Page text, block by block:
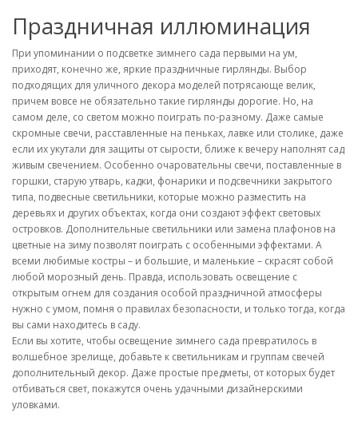
Праздничная иллюминация
При упоминании о подсветке зимнего сада первыми на ум,
приходят, конечно же, яркие праздничные гирлянды. Выбор
подходящих для уличного декора моделей потрясающе велик,
причем вовсе не обязательно такие гирлянды дорогие. Но, на
самом деле, со светом можно поиграть по-разному. Даже самые
скромные свечи, расставленные на пеньках, лавке или столике, даже
если их укутали для защиты от сырости, ближе к вечеру наполнят сад
живым свечением. Особенно очаровательны свечи, поставленные в
горшки, старую утварь, кадки, фонарики и подсвечники закрытого
типа, подвесные светильники, которые можно разместить на
деревьях и других объектах, когда они создают эффект световых
островков. Дополнительные светильники или замена плафонов на
цветные на зиму позволят поиграть с особенными эффектами. А
всеми любимые костры – и большие, и маленькие – скрасят собой
любой морозный день. Правда, использовать освещение с
открытым огнем для создания особой праздничной атмосферы
нужно с умом, помня о правилах безопасности, и только тогда, когда
вы сами находитесь в саду.
Если вы хотите, чтобы освещение зимнего сада превратилось в
волшебное зрелище, добавьте к светильникам и группам свечей
дополнительный декор. Даже простые предметы, от которых будет
отбиваться свет, покажутся очень удачными дизайнерскими
уловками.